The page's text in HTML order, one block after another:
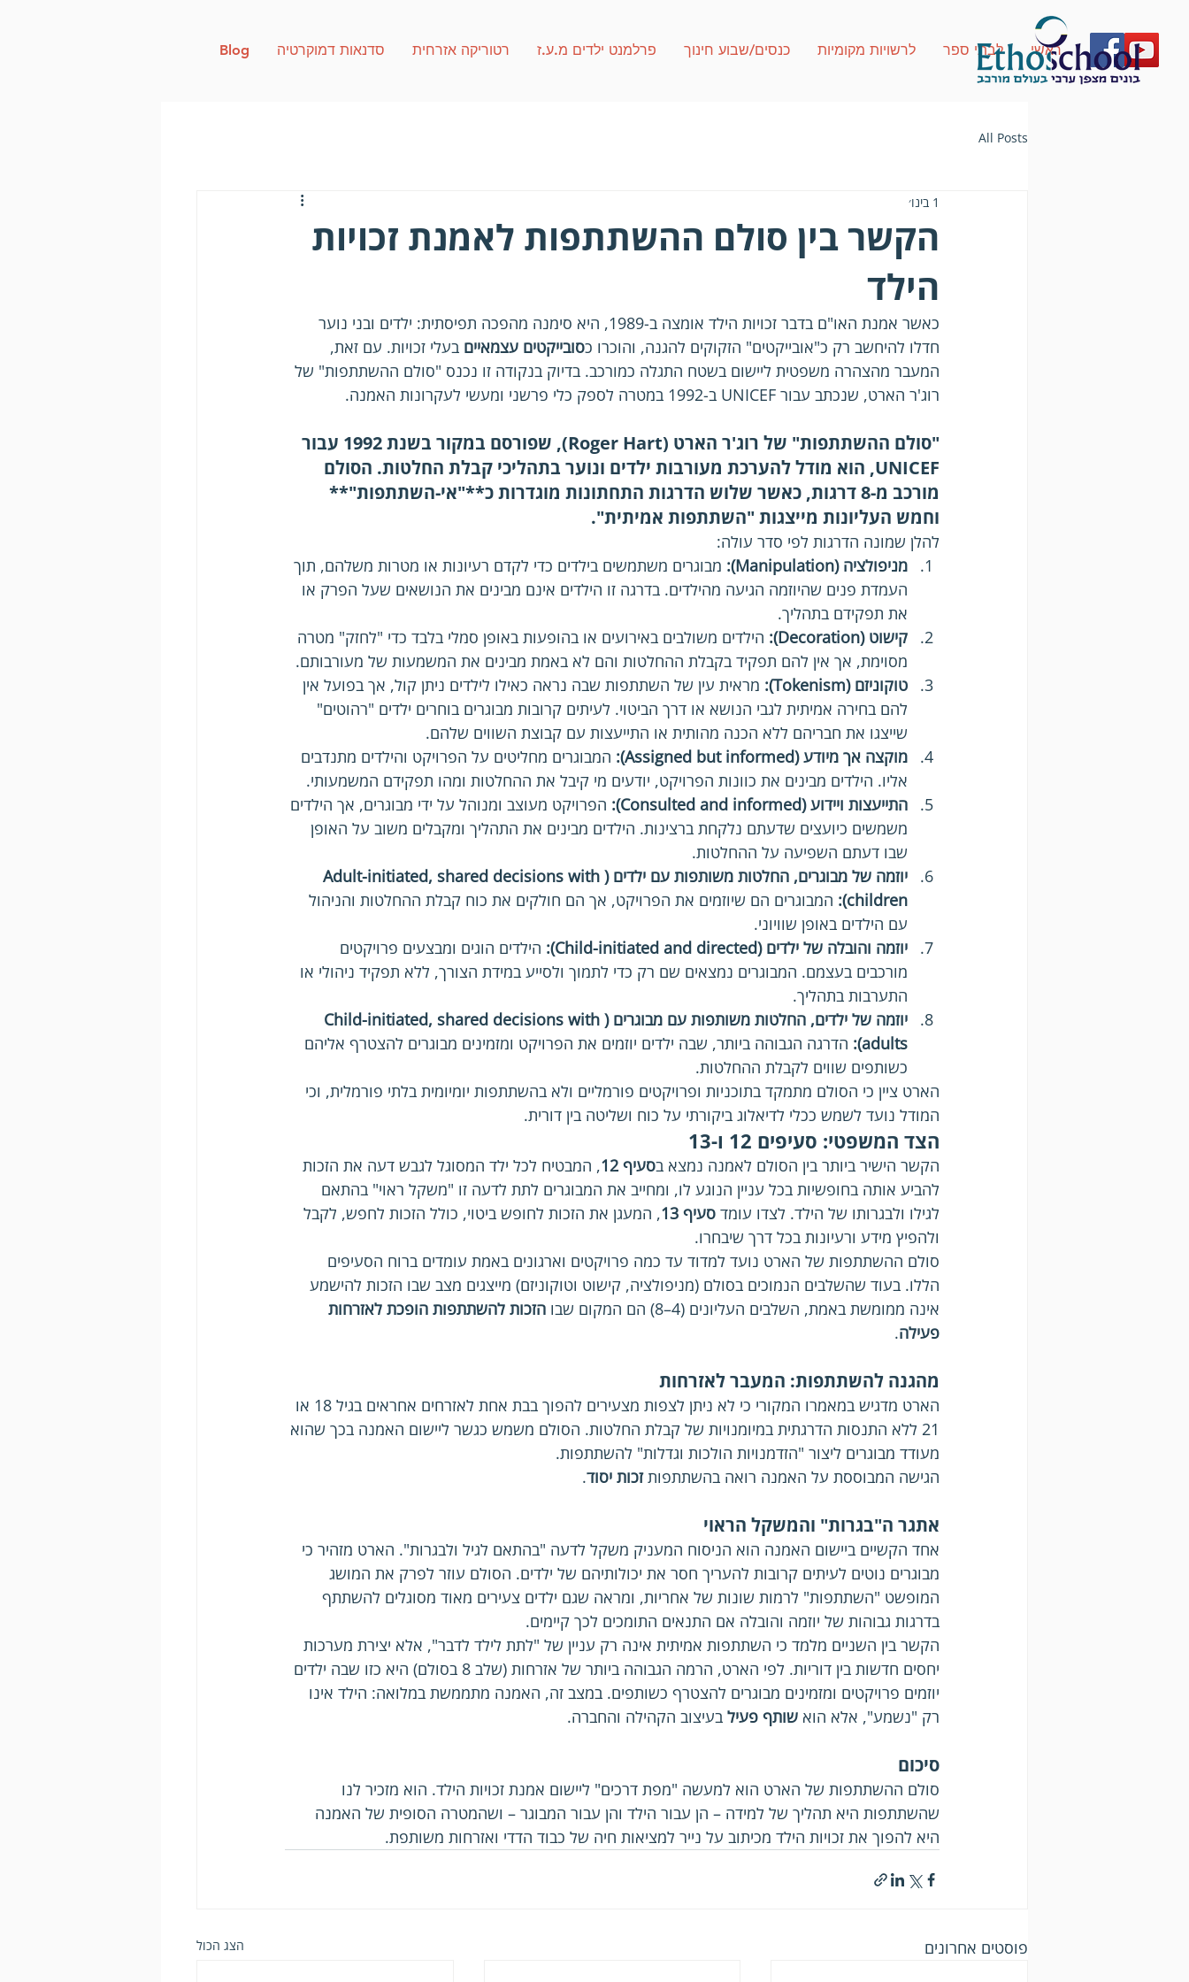
ראשי לבתי ספר לרשויות מקומיות כנסים/שבוע חינוך פרלמנט ילדים מ.ע.ז רטוריקה אזרחית סדנאות דמוקרטיה Blog
All Posts
הקשר בין סולם ההשתתפות לאמנת זכויות
הילד
1 בינו׳
כאשר אמנת האו"ם בדבר זכויות הילד אומצה ב-1989, היא סימנה מהפכה תפיסתית: ילדים ובני נוער
חדלו להיחשב רק כ"אובייקטים" הזקוקים להגנה, והוכרו כסובייקטים עצמאיים בעלי זכויות. עם זאת,
המעבר מהצהרה משפטית ליישום בשטח התגלה כמורכב. בדיוק בנקודה זו נכנס "סולם ההשתתפות" של
רוג'ר הארט, שנכתב עבור UNICEF ב-1992 במטרה לספק כלי פרשני ומעשי לעקרונות האמנה.
"סולם ההשתתפות" של רוג'ר הארט (Roger Hart), שפורסם במקור בשנת 1992 עבור
UNICEF, הוא מודל להערכת מעורבות ילדים ונוער בתהליכי קבלת החלטות. הסולם
מורכב מ-8 דרגות, כאשר שלוש הדרגות התחתונות מוגדרות כ**"אי-השתתפות"**
וחמש העליונות מייצגות "השתתפות אמיתית".
להלן שמונה הדרגות לפי סדר עולה:
מניפולציה (Manipulation):
מבוגרים משתמשים בילדים כדי לקדם רעיונות או מטרות משלהם, תוך
העמדת פנים שהיוזמה הגיעה מהילדים. בדרגה זו הילדים אינם מבינים את הנושאים שעל הפרק או
את תפקידם בתהליך.
קישוט (Decoration):
הילדים משולבים באירועים או בהופעות באופן סמלי בלבד כדי "לחזק" מטרה
מסוימת, אך אין להם תפקיד בקבלת ההחלטות והם לא באמת מבינים את המשמעות של מעורבותם.
טוקוניזם (Tokenism):
מראית עין של השתתפות שבה נראה כאילו לילדים ניתן קול, אך בפועל אין
להם בחירה אמיתית לגבי הנושא או דרך הביטוי. לעיתים קרובות מבוגרים בוחרים ילדים "רהוטים"
שייצגו את חבריהם ללא הכנה מהותית או התייעצות עם קבוצת השווים שלהם.
מוקצה אך מיודע (Assigned but informed):
המבוגרים מחליטים על הפרויקט והילדים מתנדבים
אליו. הילדים מבינים את כוונות הפרויקט, יודעים מי קיבל את ההחלטות ומהו תפקידם המשמעותי.
התייעצות ויידוע (Consulted and informed):
הפרויקט מעוצב ומנוהל על ידי מבוגרים, אך הילדים
משמשים כיועצים שדעתם נלקחת ברצינות. הילדים מבינים את התהליך ומקבלים משוב על האופן
שבו דעתם השפיעה על ההחלטות.
יוזמה של מבוגרים, החלטות משותפות עם ילדים (Adult-initiated, shared decisions with
children):
המבוגרים הם שיוזמים את הפרויקט, אך הם חולקים את כוח קבלת ההחלטות והניהול
עם הילדים באופן שוויוני.
יוזמה והובלה של ילדים (Child-initiated and directed):
הילדים הוגים ומבצעים פרויקטים
מורכבים בעצמם. המבוגרים נמצאים שם רק כדי לתמוך ולסייע במידת הצורך, ללא תפקיד ניהולי או
התערבות בתהליך.
יוזמה של ילדים, החלטות משותפות עם מבוגרים (Child-initiated, shared decisions with
adults):
הדרגה הגבוהה ביותר, שבה ילדים יוזמים את הפרויקט ומזמינים מבוגרים להצטרף אליהם
כשותפים שווים לקבלת ההחלטות.
הארט ציין כי הסולם מתמקד בתוכניות ופרויקטים פורמליים ולא בהשתתפות יומיומית בלתי פורמלית, וכי
המודל נועד לשמש ככלי לדיאלוג ביקורתי על כוח ושליטה בין דורית.
הצד המשפטי: סעיפים 12 ו-13
הקשר הישיר ביותר בין הסולם לאמנה נמצא בסעיף 12
, המבטיח לכל ילד המסוגל לגבש דעה את הזכות
להביע אותה בחופשיות בכל עניין הנוגע לו, ומחייב את המבוגרים לתת לדעה זו "משקל ראוי" בהתאם
לגילו ולבגרותו של הילד. לצדו עומד סעיף 13
, המעגן את הזכות לחופש ביטוי, כולל הזכות לחפש, לקבל
ולהפיץ מידע ורעיונות בכל דרך שיבחרו.
סולם ההשתתפות של הארט נועד למדוד עד כמה פרויקטים וארגונים באמת עומדים ברוח הסעיפים
הללו. בעוד שהשלבים הנמוכים בסולם (מניפולציה, קישוט וטוקוניזם) מייצגים מצב שבו הזכות להישמע
אינה ממומשת באמת, השלבים העליונים (4–8) הם המקום שבו
הזכות להשתתפות הופכת לאזרחות
פעילה.
מהגנה להשתתפות: המעבר לאזרחות
הארט מדגיש במאמרו המקורי כי לא ניתן לצפות מצעירים להפוך בבת אחת לאזרחים אחראים בגיל 18 או
21 ללא התנסות הדרגתית במיומנויות של קבלת החלטות. הסולם משמש כגשר ליישום האמנה בכך שהוא
מעודד מבוגרים ליצור "הזדמנויות הולכות וגדלות" להשתתפות.
הגישה המבוססת על האמנה רואה בהשתתפות זכות יסוד.
אתגר ה"בגרות" והמשקל הראוי
אחד הקשיים ביישום האמנה הוא הניסוח המעניק משקל לדעה "בהתאם לגיל ולבגרות". הארט מזהיר כי
מבוגרים נוטים לעיתים קרובות להעריך חסר את יכולותיהם של ילדים. הסולם עוזר לפרק את המושג
המופשט "השתתפות" לרמות שונות של אחריות, ומראה שגם ילדים צעירים מאוד מסוגלים להשתתף
בדרגות גבוהות של יוזמה והובלה אם התנאים התומכים לכך קיימים.
הקשר בין השניים מלמד כי השתתפות אמיתית אינה רק עניין של "לתת לילד לדבר", אלא יצירת מערכות
יחסים חדשות בין דוריות. לפי הארט, הרמה הגבוהה ביותר של אזרחות (שלב 8 בסולם) היא כזו שבה ילדים
יוזמים פרויקטים ומזמינים מבוגרים להצטרף כשותפים. במצב זה, האמנה מתממשת במלואה: הילד אינו
רק "נשמע", אלא הוא שותף פעיל בעיצוב הקהילה והחברה.
סיכום
סולם ההשתתפות של הארט הוא למעשה "מפת דרכים" ליישום אמנת זכויות הילד. הוא מזכיר לנו
שהשתתפות היא תהליך של למידה – הן עבור הילד והן עבור המבוגר – ושהמטרה הסופית של האמנה
היא להפוך את זכויות הילד מכיתוב על נייר למציאות חיה של כבוד הדדי ואזרחות משותפת.
פוסטים אחרונים הצג הכול